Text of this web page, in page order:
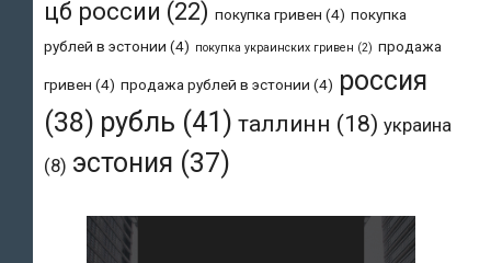
цб россии (22) покупка гривен (4) покупка
рублей в эстонии (4) покупка украинских гривен (2) продажа
гривен (4) продажа рублей в эстонии (4) россия
(38) рубль (41) таллинн (18) украина
(8) эстония (37)